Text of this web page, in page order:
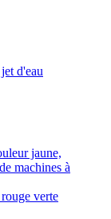
d'eau
verte